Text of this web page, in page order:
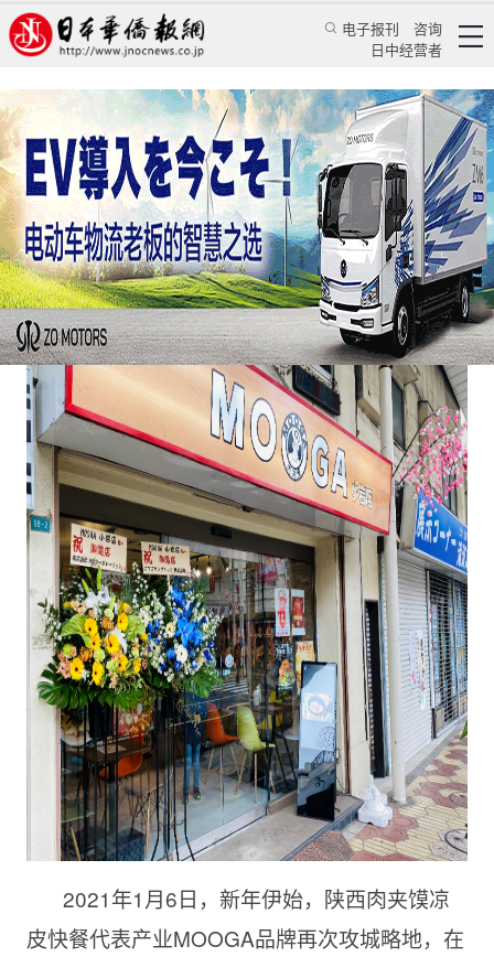
电子报刊
咨询
日中经营者
陕西肉夹馍凉皮快餐 再现东京饕餮日本食客
乔聚 华人新闻 文化风采
日本新华侨报 2021/1/8 09:40:49
2021年1月6日，新年伊始，陕西肉夹馍凉
皮快餐代表产业MOOGA品牌再次攻城略地，在